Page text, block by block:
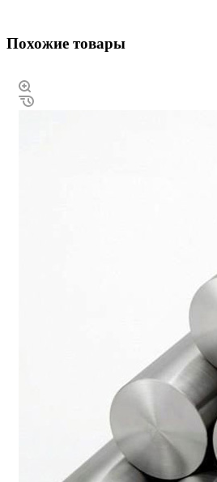
Похожие товары